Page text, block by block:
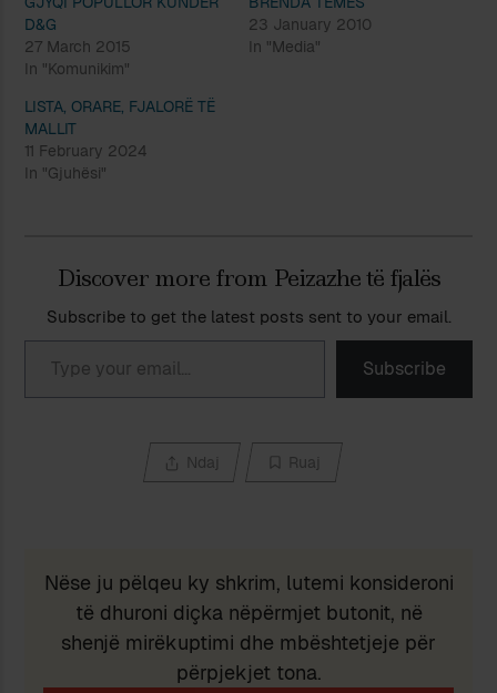
D&G
27 March 2015
In "Komunikim"
23 January 2010
In "Media"
LISTA, ORARE, FJALORË TË
MALLIT
11 February 2024
In "Gjuhësi"
Discover more from Peizazhe të fjalës
Subscribe to get the latest posts sent to your email.
Type your email…
Subscribe
Ndaj Ruaj
Nëse ju pëlqeu ky shkrim, lutemi konsideroni
të dhuroni diçka nëpërmjet butonit, në
shenjë mirëkuptimi dhe mbështetjeje për
përpjekjet tona.